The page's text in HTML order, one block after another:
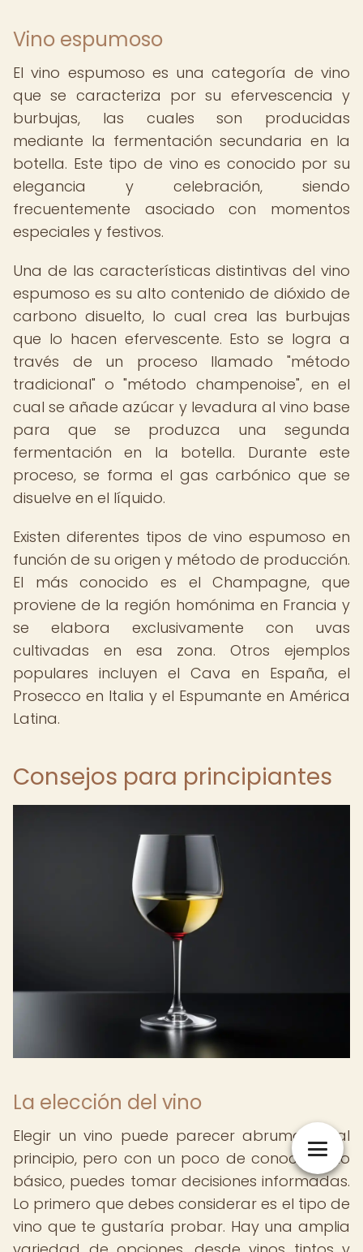
Vino espumoso
El vino espumoso es una categoría de vino
que se caracteriza por su efervescencia y
burbujas, las cuales son producidas
mediante la fermentación secundaria en la
botella. Este tipo de vino es conocido por su
elegancia y celebración, siendo
frecuentemente asociado con momentos
especiales y festivos.
Una de las características distintivas del vino
espumoso es su alto contenido de dióxido de
carbono disuelto, lo cual crea las burbujas
que lo hacen efervescente. Esto se logra a
través de un proceso llamado "método
tradicional" o "método champenoise", en el
cual se añade azúcar y levadura al vino base
para que se produzca una segunda
fermentación en la botella. Durante este
proceso, se forma el gas carbónico que se
disuelve en el líquido.
Existen diferentes tipos de vino espumoso en
función de su origen y método de producción.
El más conocido es el Champagne, que
proviene de la región homónima en Francia y
se elabora exclusivamente con uvas
cultivadas en esa zona. Otros ejemplos
populares incluyen el Cava en España, el
Prosecco en Italia y el Espumante en América
Latina.
Consejos para principiantes
La elección del vino
Elegir un vino puede parecer abrumador al
principio, pero con un poco de conocimiento
básico, puedes tomar decisiones informadas.
Lo primero que debes considerar es el tipo de
vino que te gustaría probar. Hay una amplia